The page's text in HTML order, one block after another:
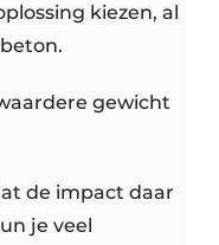
kiezen, al
gewicht
de impact daar
je veel